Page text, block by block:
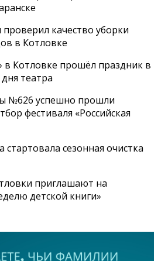
качество уборки
в Котловке
в Котловке прошёл праздник в
театра
№626 успешно прошли
фестиваля «Российская
сезонная очистка
приглашают на
детской книги»